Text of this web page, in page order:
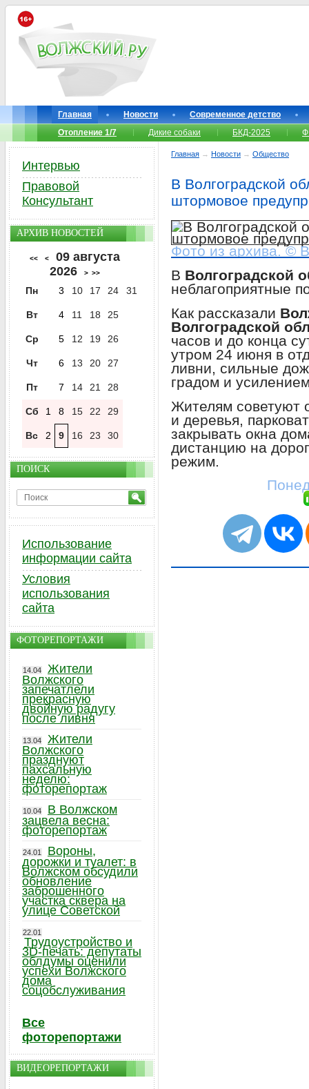
Главная Новости
Современное детство
Отопление 1/7
Дикие собаки БКД-2025
Главная → Новости → Общество
В Волгоградской
штормовое
Фото из архива. ©
В Волгоградской
неблагоприятные
Как рассказали
Волгоградской
часов и до конца
утром 24 июня в
ливни, сильные
градом и
Жителям советуют
и деревья,
закрывать окна
дистанцию на
режим.
Интервью
Правовой
Консультант
АРХИВ НОВОСТЕЙ
<< <
09 августа
2026
> >>
Пн 3 10 17 24 31
Вт 4 11 18 25
Ср 5 12 19 26
Чт 6 13 20 27
Пт 7 14 21 28
Сб 1 8 15 22 29
Вс 2 9 16 23 30
ПОИСК
Использование
информации сайта
Условия
использования
сайта
ФОТОРЕПОРТАЖИ
14.04
Жители
Волжского
запечатлели
прекрасную
двойную радугу
после ливня
13.04
Жители
Волжского
празднуют
пахсальную
неделю:
фоторепортаж
10.04
В Волжском
зацвела весна:
фоторепортаж
24.01
Вороны,
дорожки и туалет: в
Волжском обсудили
обновление
заброшенного
участка сквера на
улице Советской
22.01
Трудоустройство и
3D-печать: депутаты
облдумы оценили
успехи Волжского
дома
соцобслуживания
Все
фоторепортажи
ВИДЕОРЕПОРТАЖИ